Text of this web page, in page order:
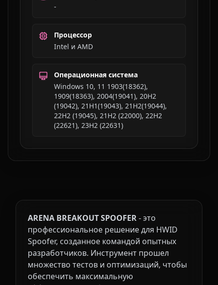
-
Процессор
Intel и AMD
Операционная система
Windows 10, 11 1903(18362),
1909(18363), 2004(19041), 20H2
(19042), 21H1(19043), 21H2(19044),
22H2 (19045), 21H2 (22000), 22H2
(22621), 23H2 (22631)
ARENA BREAKOUT SPOOFER- это
профессиональное решение для HWID
Spoofer, созданное командой опытных
разработчиков. Инструмент прошел
множество тестов и оптимизаций, чтобы
обеспечить максимальную